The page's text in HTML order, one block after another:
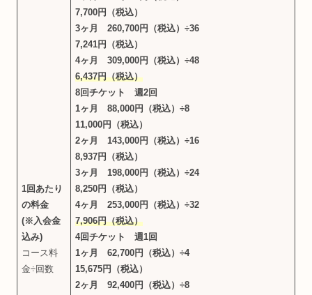
1回あたり
の料金
(※入会金
込み)
コース料
金÷回数
7,700円（税込）
3ヶ月 260,700円（税込）÷36
7,241円（税込）
4ヶ月 309,000円（税込）÷48
6,437円（税込）
8回チケット 週2回
1ヶ月 88,000円（税込）÷8
11,000円（税込）
2ヶ月 143,000円（税込）÷16
8,937円（税込）
3ヶ月 198,000円（税込）÷24
8,250円（税込）
4ヶ月 253,000円（税込）÷32
7,906円（税込）
4回チケット 週1回
1ヶ月 62,700円（税込）÷4
15,675円（税込）
2ヶ月 92,400円（税込）÷8